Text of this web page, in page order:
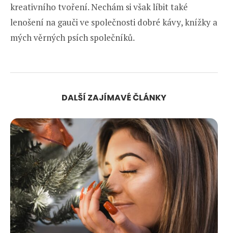
kreativního tvoření. Nechám si však líbit také
lenošení na gauči ve společnosti dobré kávy, knížky a
mých věrných psích společníků.
DALŠÍ ZAJÍMAVÉ ČLÁNKY